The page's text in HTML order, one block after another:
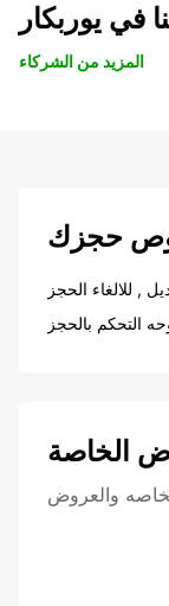
في يوربكار
المزيد من الشركاء
حجزك
, للالغاء الحجز
التحكم بالحجز
الخاصة
والعروض